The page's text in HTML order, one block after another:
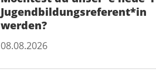
Jugendbildungsreferent*in
werden?
08.08.2026